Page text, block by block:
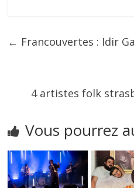
← Francouvertes : Idir
4 artistes folk
Vous pourrez